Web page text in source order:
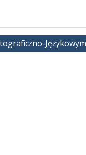
Językowym